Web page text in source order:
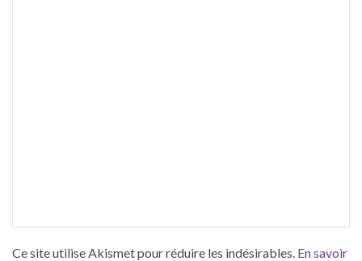
Ce site utilise Akismet pour réduire les indésirables. En savoir